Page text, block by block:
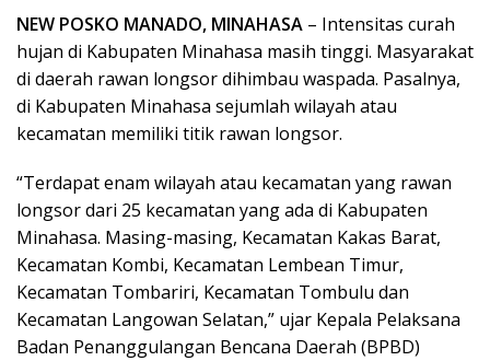
NEW POSKO MANADO, MINAHASA – Intensitas curah
hujan di Kabupaten Minahasa masih tinggi. Masyarakat
di daerah rawan longsor dihimbau waspada. Pasalnya,
di Kabupaten Minahasa sejumlah wilayah atau
kecamatan memiliki titik rawan longsor.
“Terdapat enam wilayah atau kecamatan yang rawan
longsor dari 25 kecamatan yang ada di Kabupaten
Minahasa. Masing-masing, Kecamatan Kakas Barat,
Kecamatan Kombi, Kecamatan Lembean Timur,
Kecamatan Tombariri, Kecamatan Tombulu dan
Kecamatan Langowan Selatan,” ujar Kepala Pelaksana
Badan Penanggulangan Bencana Daerah (BPBD)